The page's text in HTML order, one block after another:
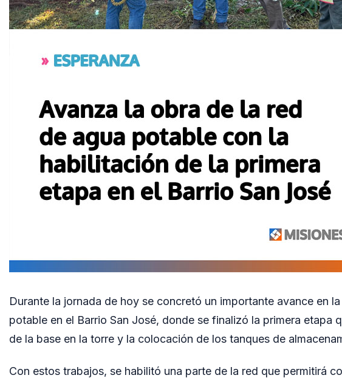
Durante la jornada de hoy se concretó un importante avance en
potable en el Barrio San José, donde se finalizó la primera etapa
de la base en la torre y la colocación de los tanques de
Con estos trabajos, se habilitó una parte de la red que permitirá